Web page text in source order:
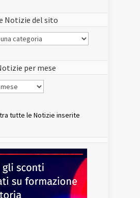
Notizie del sito
per mese
tutte le Notizie inserite